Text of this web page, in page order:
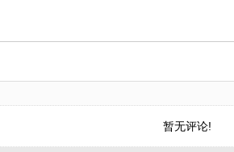
暂无评论!